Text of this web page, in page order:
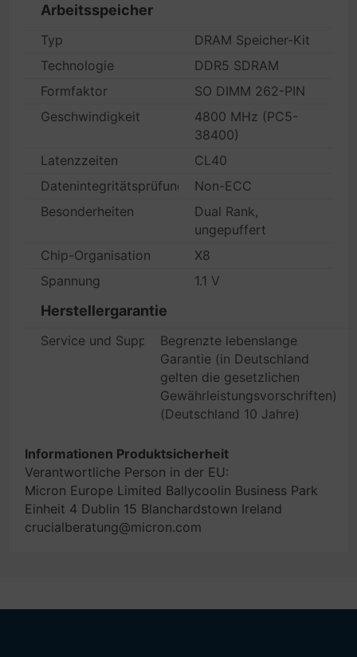
Arbeitsspeicher
Typ
DRAM Speicher-Kit
Technologie
DDR5 SDRAM
Formfaktor
SO DIMM 262-PIN
Geschwindigkeit
4800 MHz (PC5-
38400)
Latenzzeiten
CL40
Datenintegritätsprüfung
Non-ECC
Besonderheiten
Dual Rank,
ungepuffert
Chip-Organisation
X8
Spannung
1.1 V
Herstellergarantie
Service und SupportBegrenzte lebenslange
Garantie (in Deutschland
gelten die gesetzlichen
Gewährleistungsvorschriften)
(Deutschland 10 Jahre)
Informationen Produktsicherheit
Verantwortliche Person in der EU:
Micron Europe Limited Ballycoolin Business Park
Einheit 4 Dublin 15 Blanchardstown Ireland
crucialberatung@micron.com